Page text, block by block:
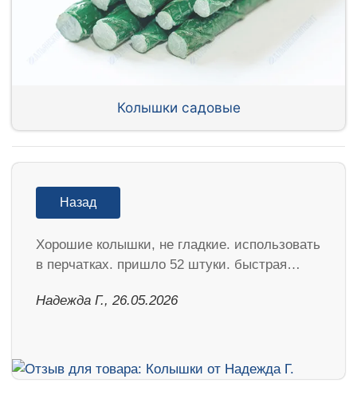
Колышки садовые
Назад
Хорошие колышки, не гладкие. использовать
в перчатках. пришло 52 штуки. быстрая…
Надежда Г., 26.05.2026